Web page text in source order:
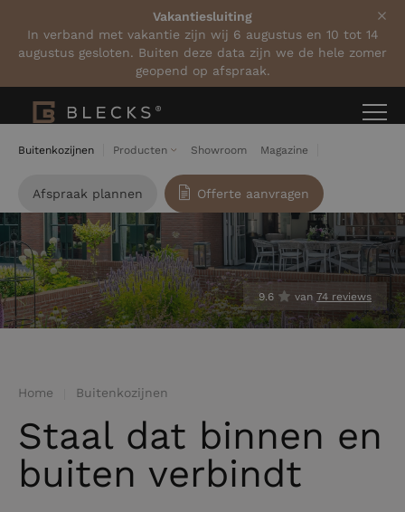
Vakantiesluiting
In verband met vakantie zijn wij 6 augustus en 10 tot 14
augustus gesloten. Buiten deze data zijn we de hele zomer
geopend op afspraak.
Buitenkozijnen Producten Showroom Magazine
Afspraak plannen Offerte aanvragen
9.6 van 74 reviews
Home Buitenkozijnen
Staal dat binnen en
buiten verbindt